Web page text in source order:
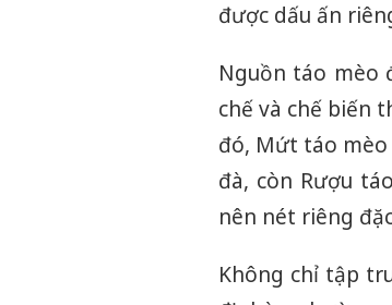
được dấu ấn
Nguồn táo mèo
chế và chế biến
đó, Mứt táo mèo
đà, còn Rượu
nên nét riêng
Không chỉ tập